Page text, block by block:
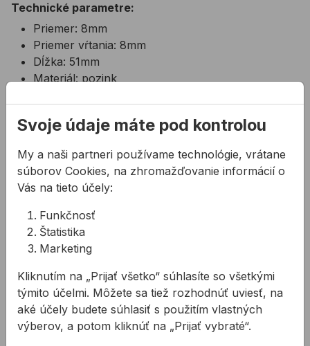
Technické parametre:
Priemer: 8mm
Priemer vŕtania: 8mm
Dĺžka: 51mm
Materiál: pozink
Materiál hmoždinky: polyetylén (PE)
Hĺbka vyvŕtaného otvoru min: 60mm
Hĺbka ukotvenia min: 51mm
Betón, dierovaná tehla s hustou štruktúrou,
murivo, stenové panely, sadrokartón
Rozsah balenia:
20x univerzálna hmoždinka TRIKA 8/51
20x krátke háčikové skrutky 5,0x66mm
Svoje údaje máte pod kontrolou
My a naši partneri používame technológie, vrátane
súborov Cookies, na zhromažďovanie informácií o
Vás na tieto účely:
Funkčnosť
Štatistika
Marketing
Kliknutím na „Prijať všetko“ súhlasíte so všetkými
týmito účelmi. Môžete sa tiež rozhodnúť uviesť, na
aké účely budete súhlasiť s použitím vlastných
výberov, a potom kliknúť na „Prijať vybraté“.